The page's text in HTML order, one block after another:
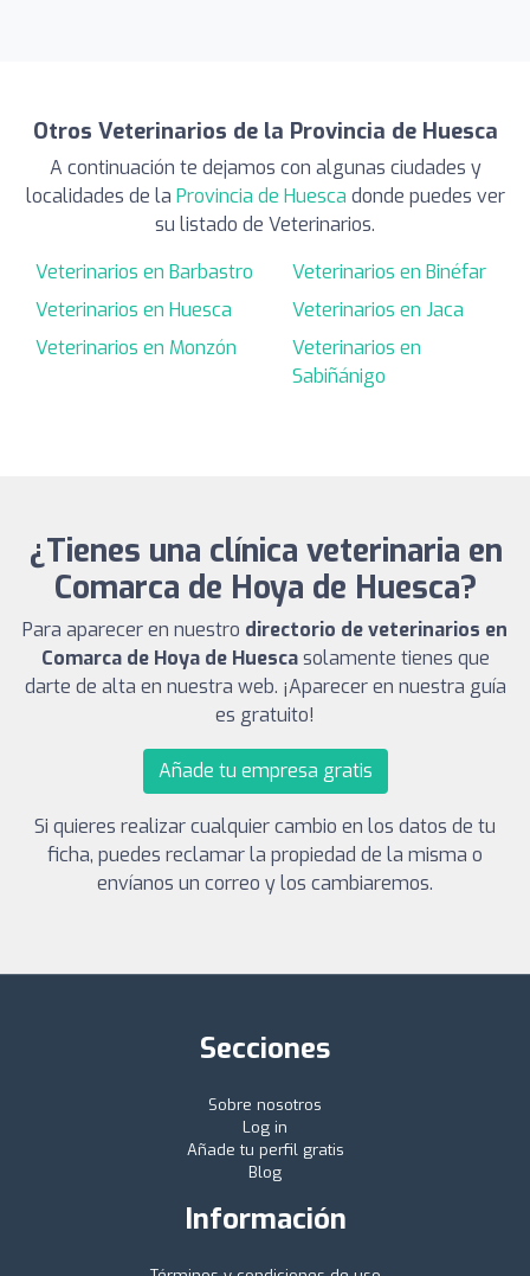
Otros Veterinarios de la Provincia de Huesca
A continuación te dejamos con algunas ciudades y
localidades de la Provincia de Huesca donde puedes ver
su listado de Veterinarios.
Veterinarios en Barbastro
Veterinarios en Binéfar
Veterinarios en Huesca
Veterinarios en Jaca
Veterinarios en Monzón
Veterinarios en
Sabiñánigo
¿Tienes una clínica veterinaria en
Comarca de Hoya de Huesca?
Para aparecer en nuestro directorio de veterinarios en
Comarca de Hoya de Huescasolamente tienes que
darte de alta en nuestra web. ¡Aparecer en nuestra guía
es gratuito!
Añade tu empresa gratis
Si quieres realizar cualquier cambio en los datos de tu
ficha, puedes reclamar la propiedad de la misma o
envíanos un correo y los cambiaremos.
Secciones
Sobre nosotros
Log in
Añade tu perfil gratis
Blog
Información